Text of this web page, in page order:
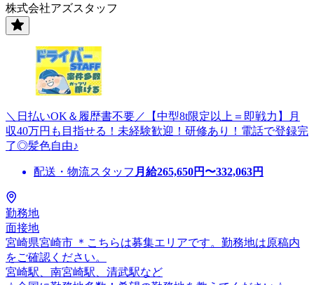
株式会社アズスタッフ
＼日払いOK＆履歴書不要／【中型8t限定以上＝即戦力】月
収40万円も目指せる！未経験歓迎！研修あり！電話で登録完
了◎髪色自由♪
配送・物流スタッフ 月給265,650円〜332,063円
勤務地
面接地
宮崎県宮崎市 ＊こちらは募集エリアです。勤務地は原稿内
をご確認ください。
宮崎駅、南宮崎駅、清武駅など